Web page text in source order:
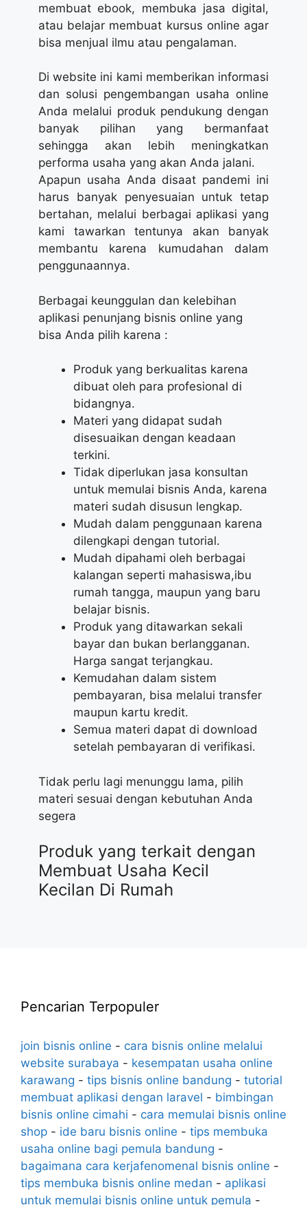
membuat ebook, membuka jasa digital,
atau belajar membuat kursus online agar
bisa menjual ilmu atau pengalaman.
Di website ini kami memberikan informasi
dan solusi pengembangan usaha online
Anda melalui produk pendukung dengan
banyak pilihan yang bermanfaat
sehingga akan lebih meningkatkan
performa usaha yang akan Anda jalani.
Apapun usaha Anda disaat pandemi ini
harus banyak penyesuaian untuk tetap
bertahan, melalui berbagai aplikasi yang
kami tawarkan tentunya akan banyak
membantu karena kumudahan dalam
penggunaannya.
Berbagai keunggulan dan kelebihan
aplikasi penunjang bisnis online yang
bisa Anda pilih karena :
Produk yang berkualitas karena
dibuat oleh para profesional di
bidangnya.
Materi yang didapat sudah
disesuaikan dengan keadaan
terkini.
Tidak diperlukan jasa konsultan
untuk memulai bisnis Anda, karena
materi sudah disusun lengkap.
Mudah dalam penggunaan karena
dilengkapi dengan tutorial.
Mudah dipahami oleh berbagai
kalangan seperti mahasiswa,ibu
rumah tangga, maupun yang baru
belajar bisnis.
Produk yang ditawarkan sekali
bayar dan bukan berlangganan.
Harga sangat terjangkau.
Kemudahan dalam sistem
pembayaran, bisa melalui transfer
maupun kartu kredit.
Semua materi dapat di download
setelah pembayaran di verifikasi.
Tidak perlu lagi menunggu lama, pilih
materi sesuai dengan kebutuhan Anda
segera
Produk yang terkait dengan
Membuat Usaha Kecil
Kecilan Di Rumah
Pencarian Terpopuler
join bisnis online - cara bisnis online melalui
website surabaya - kesempatan usaha online
karawang - tips bisnis online bandung - tutorial
membuat aplikasi dengan laravel - bimbingan
bisnis online cimahi - cara memulai bisnis online
shop - ide baru bisnis online - tips membuka
usaha online bagi pemula bandung -
bagaimana cara kerjafenomenal bisnis online -
tips membuka bisnis online medan - aplikasi
untuk memulai bisnis online untuk pemula -